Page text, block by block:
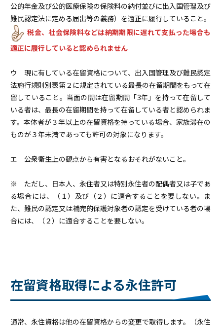
公的年金及び公的医療保険の保険料の納付並びに出入国管理及び
難民認定法に定める届出等の義務）を適正に履行していること。
税金、社会保険料などは納期期限に遅れて支払った場合も
適正に履行していると認められません
ウ 現に有している在留資格について、出入国管理及び難民認定
法施行規則別表第２に規定されている最長の在留期間をもって在
留していること。当面の間は在留期間「3年」を持って在留して
いる者は、最長の在留期間を持って在留している者と認められま
す。本体者が３年以上の在留資格を持っている場合、家族滞在の
ものが３年未満であっても許可の対象になります。
エ 公衆衛生上の観点から有害となるおそれがないこと。
※ ただし、日本人、永住者又は特別永住者の配偶者又は子であ
る場合には、（１）及び（２）に適合することを要しない。ま
た、難民の認定又は補完的保護対象者の認定を受けている者の場
合には、（２）に適合することを要しない。
在留資格取得による永住許可
通常、永住資格は他の在留資格からの変更で取得します。（永住